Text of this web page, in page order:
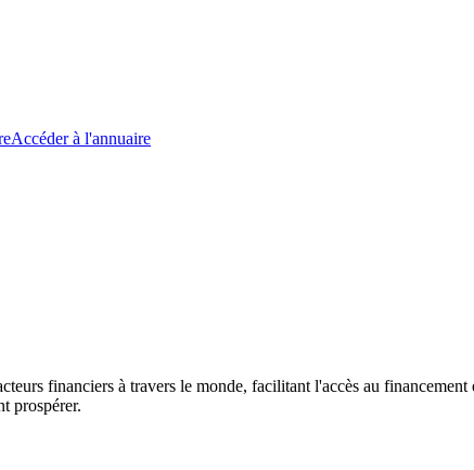
Accéder à l'annuaire
financiers à travers le monde, facilitant l'accès au
prospérer.